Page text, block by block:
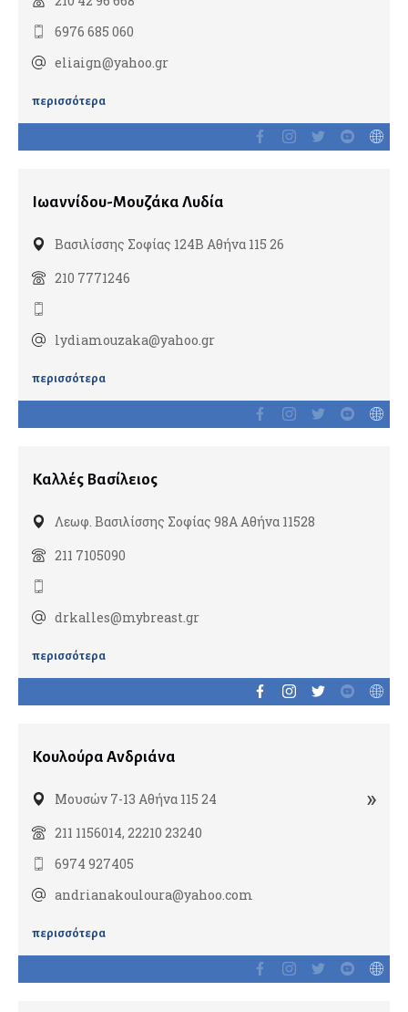
Ειδικοί καρδιολόγοι
Καρδιαγγειακή απεικόνιση
Παιδοκαρδιολόγοι
Νευροχειρουργοί
Ενδαγγειακή νευροχειρουργική
Λειτουργική νευροχειρουργική
Χειρουργοί σπονδυλικής στήλης
Νευροψυχολόγοι
Νοσοκομεία & Κλινικές
Εμφυτεύματα
Επανορθωτική αισθητική οδοντιατρική
Παιδοοδοντίατροι
Ορθοπαιδικοί
Αθλητικές κακώσεις
Αρθροπλαστική χειρουργική
Ορθοπαιδικοί άκρου χειρός
6976 685 060
eliaign@yahoo.gr
περισσότερα
Ιωαννίδου-Μουζάκα Λυδία
Βασιλίσσης Σοφίας 124Β Αθήνα 115 26
210 7771246
lydiamouzaka@yahoo.gr
περισσότερα
Καλλές Βασίλειος
Λεωφ. Βασιλίσσης Σοφίας 98Α Αθήνα 11528
211 7105090
drkalles@mybreast.gr
περισσότερα
Κουλούρα Ανδριάνα
Μουσών 7-13 Αθήνα 115 24 »
211 1156014, 22210 23240
6974 927405
andrianakouloura@yahoo.com
περισσότερα